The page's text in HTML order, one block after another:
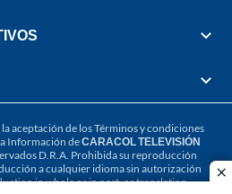
aceptación de losTérminos y condiciones
Información deCARACOL TELEVISIÓN
D.R.A. Prohibida su reproducción
a cualquier idioma sin autorización
in whole or in part, or translation